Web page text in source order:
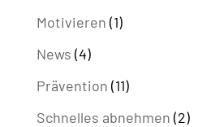
Motivieren (1)
News (4)
Prävention (11)
Schnelles abnehmen (2)